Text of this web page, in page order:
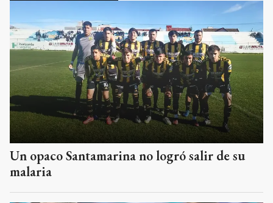
Un opaco Santamarina no logró salir de su
malaria